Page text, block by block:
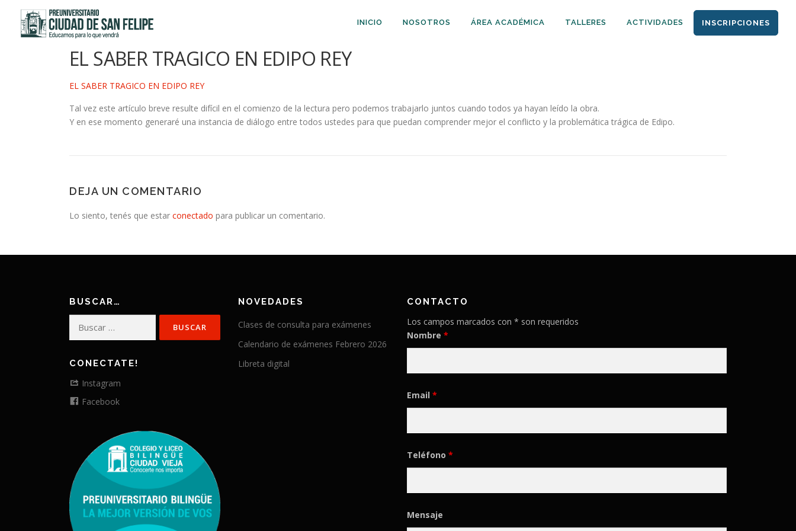
contenido
INICIO NOSOTROS ÁREA ACADÉMICA TALLERES ACTIVIDADES INSCRIPCIONES
EL SABER TRAGICO EN EDIPO REY
EL SABER TRAGICO EN EDIPO REY
Tal vez este artículo breve resulte difícil en el comienzo de la lectura pero podemos trabajarlo juntos cuando todos ya hayan leído la obra.
Y en ese momento generaré una instancia de diálogo entre todos ustedes para que puedan comprender mejor el conflicto y la problemática trágica de Edipo.
DEJA UN COMENTARIO
Lo siento, tenés que estar conectado para publicar un comentario.
BUSCAR…
CONECTATE!
Instagram
Facebook
NOVEDADES
Clases de consulta para exámenes
Calendario de exámenes Febrero 2026
Libreta digital
CONTACTO
Los campos marcados con * son requeridos
Nombre *
Email *
Teléfono *
Mensaje